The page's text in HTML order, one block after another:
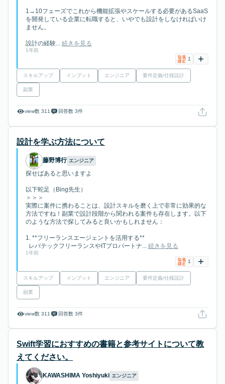
1→10フェーズでこれから機能拡張やスケールする必要があるSaaS
を開発している企業に転職すると、いやでも設計をしなければいけ
ません。
設計の経験... 続きを見る
1年前
1
スキルアップ インプット エンジニア 要件定義/仕様設計
副業
view数 311 回答数 3件
設計を学ぶ方法について
藤野博行 エンジニア
探せばあると思いますよ
以下蛇足（Bing先生）
＞＞＞
実際に案件に携わることは、設計スキルを磨く上で非常に効果的な
方法ですね！副業で設計段階から関われる案件も存在します。以下
のような方法で探してみると良いかもしれません：
1. **フリーランスエージェントを活用する**
レバテックフリーランスやITプロパートナ...
続きを見る
1年前
1
スキルアップ インプット エンジニア 要件定義/仕様設計
副業
view数 311 回答数 3件
Swift学習におすすめの書籍と参考サイトについて教
えてください。
KAWASHIMA Yoshiyuki エンジニア